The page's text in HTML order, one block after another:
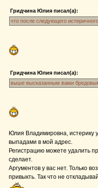
Гридчина Юлия писал(а):
что после следующего
Гридчина Юлия писал(а):
выше высказанным вами
Юлия Владимировна, истерику
выпадами в мой адрес.
Регистрацию можете удалить
сделает.
Аргументов у вас нет. Только
привыкть. Так что не